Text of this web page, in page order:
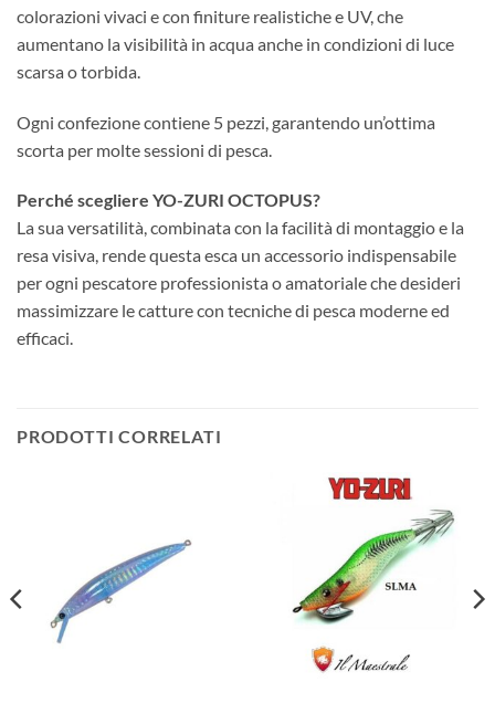
colorazioni vivaci e con finiture realistiche e UV, che
aumentano la visibilità in acqua anche in condizioni di luce
scarsa o torbida.
Ogni confezione contiene 5 pezzi, garantendo un’ottima
scorta per molte sessioni di pesca.
Perché scegliere YO-ZURI OCTOPUS?
La sua versatilità, combinata con la facilità di montaggio e la
resa visiva, rende questa esca un accessorio indispensabile
per ogni pescatore professionista o amatoriale che desideri
massimizzare le catture con tecniche di pesca moderne ed
efficaci.
PRODOTTI CORRELATI